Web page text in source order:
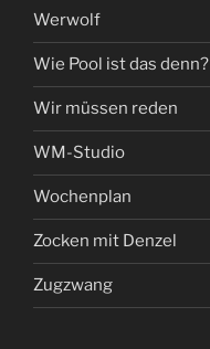
Werwolf
Wie Pool ist das denn?
Wir müssen reden
WM-Studio
Wochenplan
Zocken mit Denzel
Zugzwang